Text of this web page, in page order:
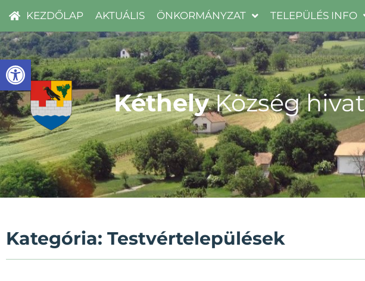
Eszköztár megnyitása
KEZDŐLAP AKTUÁLIS ÖNKORMÁNYZAT TELEPÜLÉS INFO
Kéthely Község
Kategória: Testvértelepülések